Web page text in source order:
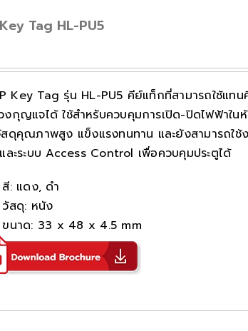
Tag HL-PU5
Key Tag รุ่น HL-PU5 คีย์แท็กที่สามารถใช้แท
กุญแจได้ ใช้สำหรับควบคุมการเปิด-ปิดไฟฟ้าใน
ดุคุณภาพสูง แข็งแรงทนทาน และยังสามารถใช้
ละระบบ Access Control เพื่อควบคุมประตูได้
สี: แดง, ดำ
วัสดุ: หนัง
ขนาด: 33 x 48 x 4.5 mm